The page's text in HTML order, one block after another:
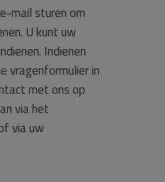
mail sturen om
U kunt uw
Indienen
vragenformulier in
met ons op
via het
via uw